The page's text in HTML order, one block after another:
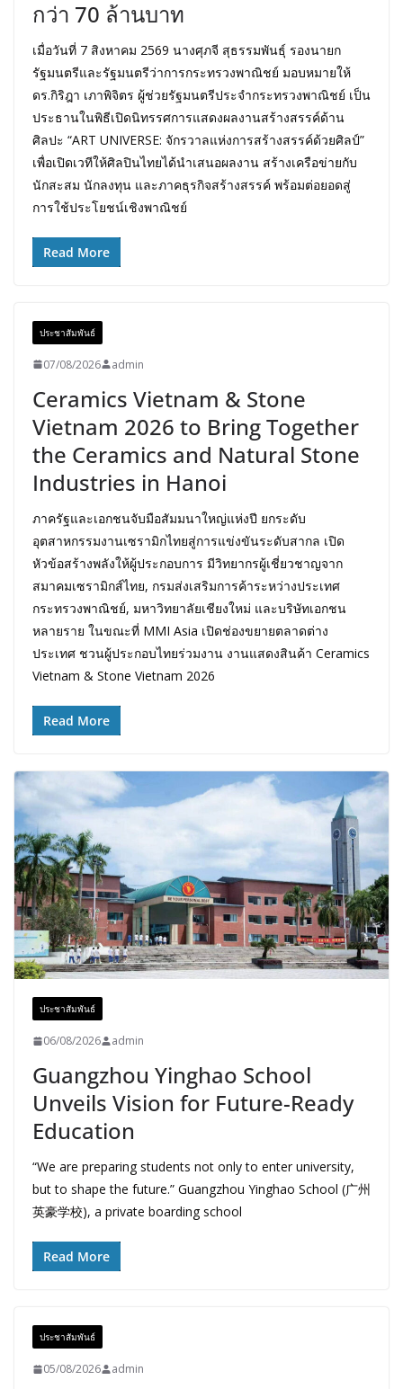
กว่า 70 ล้านบาท
เมื่อวันที่ 7 สิงหาคม 2569 นางศุภจี สุธรรมพันธุ์ รองนายก
รัฐมนตรีและรัฐมนตรีว่าการกระทรวงพาณิชย์ มอบหมายให้
ดร.กิริฎา เภาพิจิตร ผู้ช่วยรัฐมนตรีประจำกระทรวงพาณิชย์ เป็น
ประธานในพิธีเปิดนิทรรศการแสดงผลงานสร้างสรรค์ด้าน
ศิลปะ “ART UNIVERSE: จักรวาลแห่งการสร้างสรรค์ด้วยศิลป์”
เพื่อเปิดเวทีให้ศิลปินไทยได้นำเสนอผลงาน สร้างเครือข่ายกับ
นักสะสม นักลงทุน และภาคธุรกิจสร้างสรรค์ พร้อมต่อยอดสู่
การใช้ประโยชน์เชิงพาณิชย์
Read More
ประชาสัมพันธ์
07/08/2026 admin
Ceramics Vietnam & Stone
Vietnam 2026 to Bring Together
the Ceramics and Natural Stone
Industries in Hanoi
ภาครัฐและเอกชนจับมือสัมมนาใหญ่แห่งปี ยกระดับ
อุตสาหกรรมงานเซรามิกไทยสู่การแข่งขันระดับสากล เปิด
หัวข้อสร้างพลังให้ผู้ประกอบการ มีวิทยากรผู้เชี่ยวชาญจาก
สมาคมเซรามิกส์ไทย, กรมส่งเสริมการค้าระหว่างประเทศ
กระทรวงพาณิชย์, มหาวิทยาลัยเชียงใหม่ และบริษัทเอกชน
หลายราย ในขณะที่ MMI Asia เปิดช่องขยายตลาดต่าง
ประเทศ ชวนผู้ประกอบไทยร่วมงาน งานแสดงสินค้า Ceramics
Vietnam & Stone Vietnam 2026
Read More
ประชาสัมพันธ์
06/08/2026 admin
Guangzhou Yinghao School
Unveils Vision for Future-Ready
Education
“We are preparing students not only to enter university,
but to shape the future.” Guangzhou Yinghao School (广州
英豪学校), a private boarding school
Read More
ประชาสัมพันธ์
05/08/2026 admin